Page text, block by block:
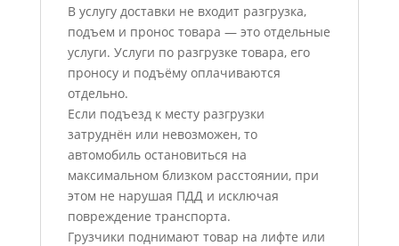
В услугу доставки не входит разгрузка,
подъем и пронос товара — это отдельные
услуги. Услуги по разгрузке товара, его
проносу и подъёму оплачиваются
отдельно.
Если подъезд к месту разгрузки
затруднён или невозможен, то
автомобиль остановиться на
максимальном близком расстоянии, при
этом не нарушая ПДД и исключая
повреждение транспорта.
Грузчики поднимают товар на лифте или